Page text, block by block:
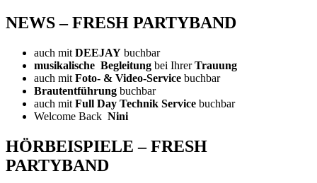
NEWS – FRESH PARTYBAND
auch mit DEEJAY buchbar
musikalische Begleitung bei IhrerTrauung
auch mit Foto- & Video-Service buchbar
Brautentführung buchbar
auch mit Full Day Technik Service buchbar
Welcome Back Nini
HÖRBEISPIELE – FRESH
PARTYBAND